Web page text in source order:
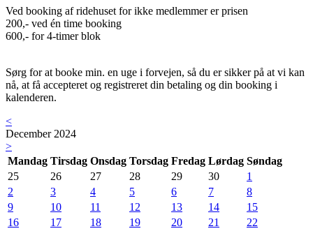
Ved booking af ridehuset for ikke medlemmer er prisen
200,- ved én time booking
600,- for 4-timer blok
Sørg for at booke min. en uge i forvejen, så du er sikker på at vi kan
nå, at få accepteret og registreret din betaling og din booking i
kalenderen.
<
December 2024
>
Mandag Tirsdag Onsdag Torsdag Fredag Lørdag Søndag
25
26 27 28 29 30
1
2
3 4 5 6 7
8
9
10 11 12 13 14
15
16
17 18 19 20 21
22